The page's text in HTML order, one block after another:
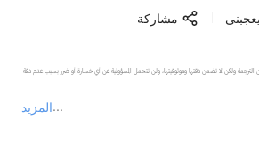
مشاركة
المزيد
ولكن لا تضمن دقتها وموثوقيتها، ولن تتحمل المسؤولية عن أي خسارة أو ضرر بسبب عدم دقة